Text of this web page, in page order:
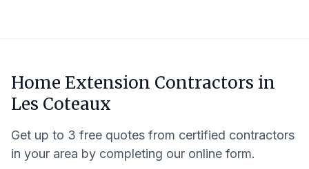
Home Extension Contractors in
Les Coteaux
Get up to 3 free quotes from certified contractors
in your area by completing our online form.